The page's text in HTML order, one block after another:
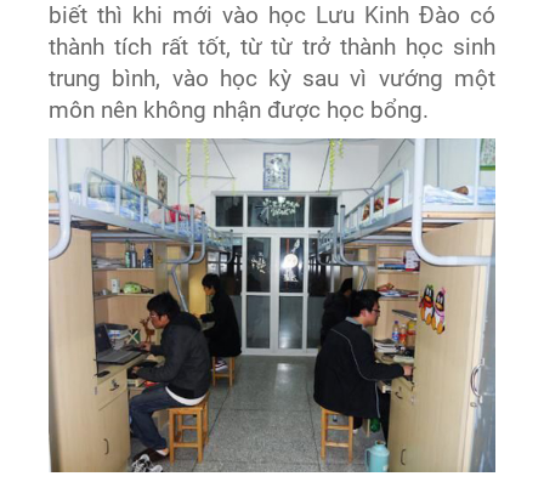
biết thì khi mới vào học Lưu Kinh Đào có
thành tích rất tốt, từ từ trở thành học sinh
trung bình, vào học kỳ sau vì vướng một
môn nên không nhận được học bổng.